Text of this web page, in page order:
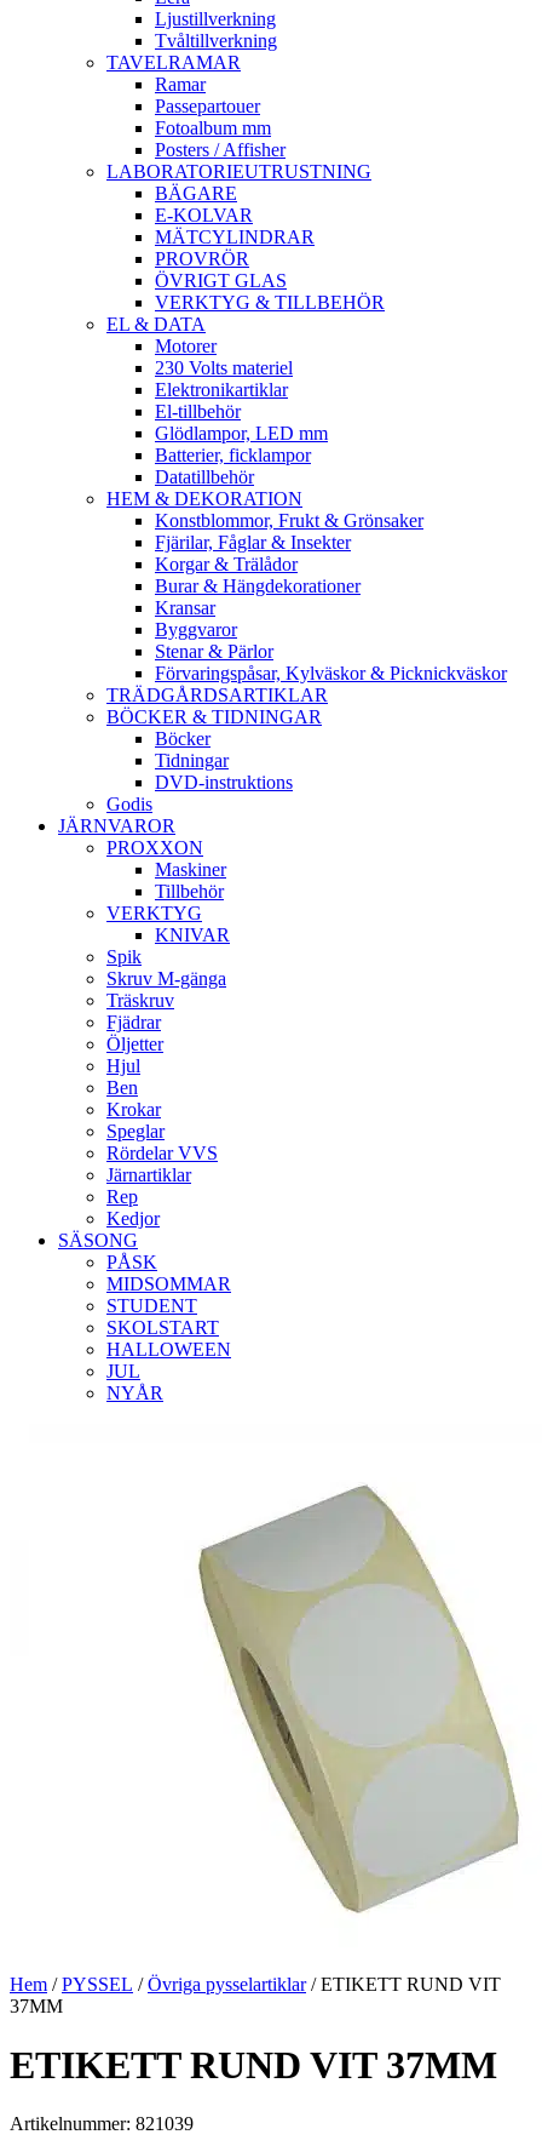
Ljustillverkning
Tvåltillverkning
TAVELRAMAR
Ramar
Passepartouer
Fotoalbum mm
Posters / Affisher
LABORATORIEUTRUSTNING
BÄGARE
E-KOLVAR
MÄTCYLINDRAR
PROVRÖR
ÖVRIGT GLAS
VERKTYG & TILLBEHÖR
EL & DATA
Motorer
230 Volts materiel
Elektronikartiklar
El-tillbehör
Glödlampor, LED mm
Batterier, ficklampor
Datatillbehör
HEM & DEKORATION
Konstblommor, Frukt & Grönsaker
Fjärilar, Fåglar & Insekter
Korgar & Trälådor
Burar & Hängdekorationer
Kransar
Byggvaror
Stenar & Pärlor
Förvaringspåsar, Kylväskor & Picknickväskor
TRÄDGÅRDSARTIKLAR
BÖCKER & TIDNINGAR
Böcker
Tidningar
DVD-instruktions
Godis
JÄRNVAROR
PROXXON
Maskiner
Tillbehör
VERKTYG
KNIVAR
Spik
Skruv M-gänga
Träskruv
Fjädrar
Öljetter
Hjul
Ben
Krokar
Speglar
Rördelar VVS
Järnartiklar
Rep
Kedjor
SÄSONG
PÅSK
MIDSOMMAR
STUDENT
SKOLSTART
HALLOWEEN
JUL
NYÅR
Hem /PYSSEL /Övriga pysselartiklar/ ETIKETT RUND VIT
37MM
ETIKETT RUND VIT 37MM
Artikelnummer: 821039